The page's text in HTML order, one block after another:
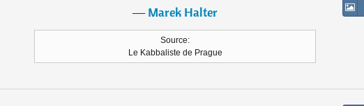
―Marek Halter
Source:
Le Kabbaliste de Prague